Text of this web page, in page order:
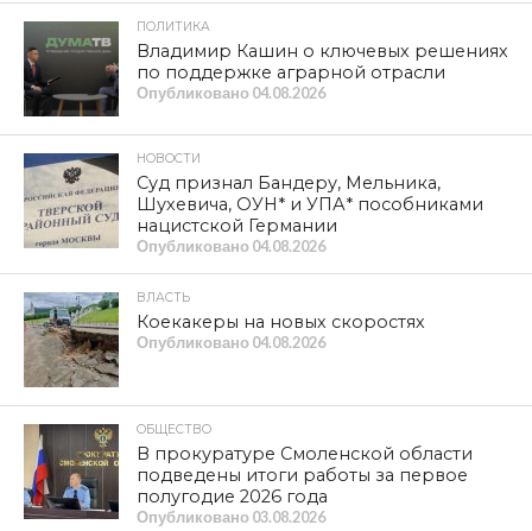
ПОЛИТИКА
Владимир Кашин о ключевых решениях
по поддержке аграрной отрасли
Опубликовано 04.08.2026
НОВОСТИ
Суд признал Бандеру, Мельника,
Шухевича, ОУН* и УПА* пособниками
нацистской Германии
Опубликовано 04.08.2026
ВЛАСТЬ
Коекакеры на новых скоростях
Опубликовано 04.08.2026
ОБЩЕСТВО
В прокуратуре Смоленской области
подведены итоги работы за первое
полугодие 2026 года
Опубликовано 03.08.2026